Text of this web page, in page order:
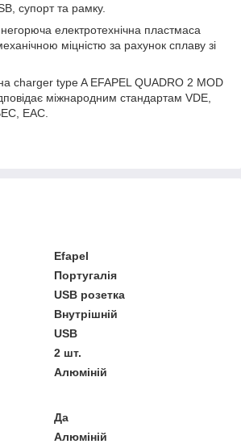
супорт та рамку.
електротехнічна пластмаса
міцністю за рахунок сплаву зі
charger type A EFAPEL QUADRO 2 MOD
міжнародним стандартам VDE,
EAC.
Efapel
Португалія
USB розетка
Внутрішній
USB
2 шт.
Алюміній
Да
Алюміній